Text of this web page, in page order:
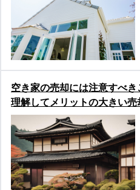
空き家の売却には注意すべ
理解してメリットの大きい売